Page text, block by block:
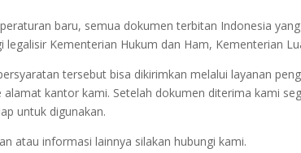
baru, semua dokumen terbitan Indonesia
legalisir Kementerian Hukum dan Ham, Kementerian
tersebut bisa dikirimkan melalui layanan
alamat kantor kami. Setelah dokumen diterima kami
untuk digunakan.
atau informasi lainnya silakan hubungi kami.